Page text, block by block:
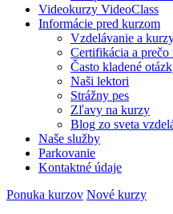
Videokurzy VideoClass
Informácie pred kurzom
Vzdelávanie a
Certifikácia a prečo
Často kladené
Naši lektori
Strážny pes
Zľavy na kurzy
Blog zo sveta
Naše služby
Parkovanie
Kontaktné údaje
Ponuka kurzov Nové kurzy